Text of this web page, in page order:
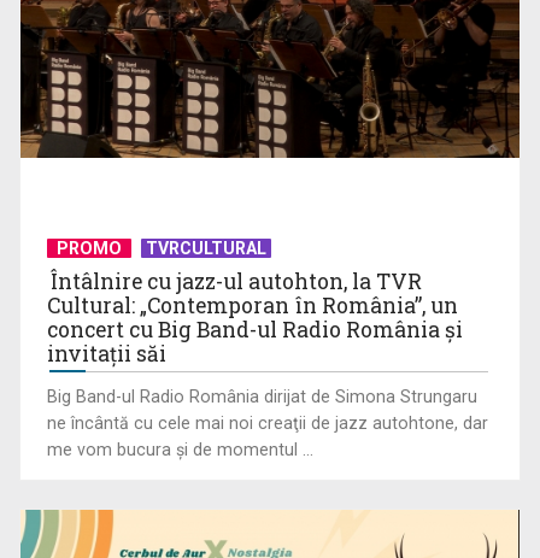
Prima câştigătoare a trofeului „Vedeta populară” şi-a
aniversat la TVR ...
PROMO TVRCULTURAL
Întâlnire cu jazz-ul autohton, la TVR
Cultural: „Contemporan în România”, un
concert cu Big Band-ul Radio România şi
invitaţii săi
Big Band-ul Radio România dirijat de Simona Strungaru
ne încântă cu cele mai noi creaţii de jazz autohtone, dar
me vom bucura şi de momentul ...